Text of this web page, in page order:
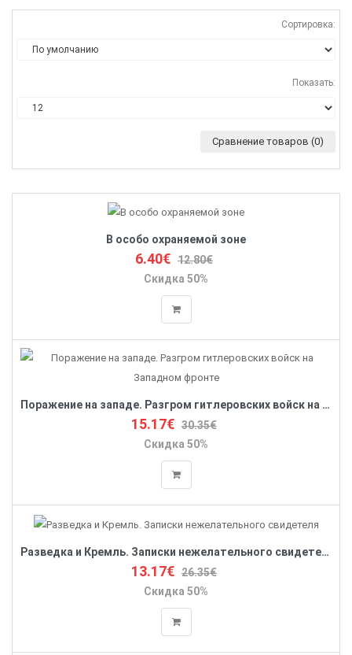
Сортировка:
Показать:
Сравнение товаров (0)
В особо охраняемой зоне
6.40€ 12.80€
Скидка 50%
Поражение на западе. Разгром гитлеровских войск на Западном фронте
15.17€ 30.35€
Скидка 50%
Разведка и Кремль. Записки нежелательного свидетеля
13.17€ 26.35€
Скидка 50%